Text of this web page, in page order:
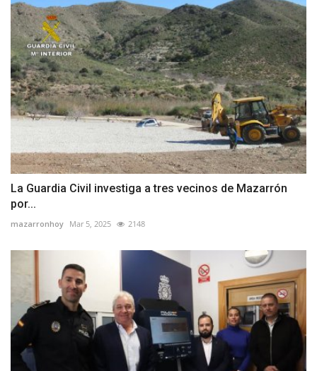
La Guardia Civil investiga a tres vecinos de Mazarrón
por...
mazarronhoy Mar 5, 2025 2148